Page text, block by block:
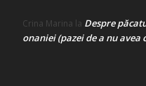
Crina Marina la Despre
onaniei (pazei de a nu avea